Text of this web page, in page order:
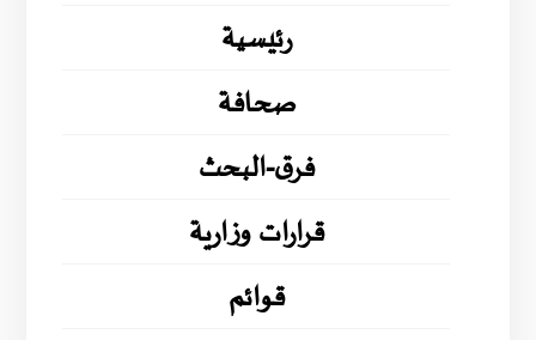
رئيسية
صحافة
فرق-البحث
قرارات وزارية
قوائم